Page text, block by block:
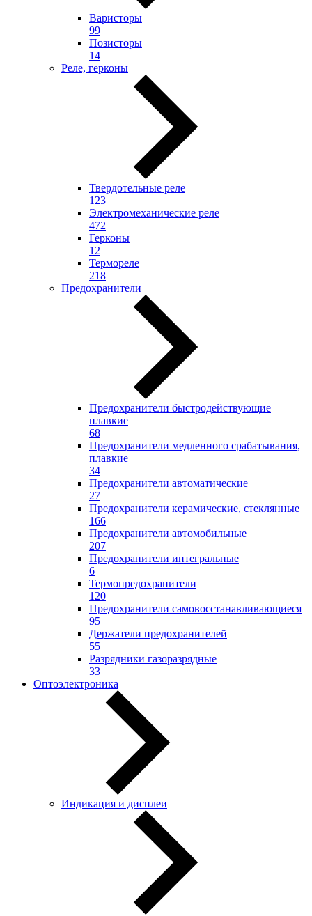
Варисторы
99
Позисторы
14
Реле, герконы
Твердотельные реле
123
Электромеханические реле
472
Герконы
12
Термореле
218
Предохранители
Предохранители быстродействующие
плавкие
68
Предохранители медленного срабатывания,
плавкие
34
Предохранители автоматические
27
Предохранители керамические, стеклянные
166
Предохранители автомобильные
207
Предохранители интегральные
6
Термопредохранители
120
Предохранители самовосстанавливающиеся
95
Держатели предохранителей
55
Разрядники газоразрядные
33
Оптоэлектроника
Индикация и дисплеи